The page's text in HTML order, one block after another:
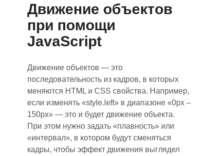
Движение объектов
при помощи
JavaScript
Движение объектов — это
последовательность из кадров, в которых
меняются HTML и CSS свойства. Например,
если изменять «style.left» в диапазоне «0рх –
150рх» — это и будет движение объекта.
При этом нужно задать «плавность» или
«интервал», в котором будут сменяться
кадры, чтобы эффект движения выглядел